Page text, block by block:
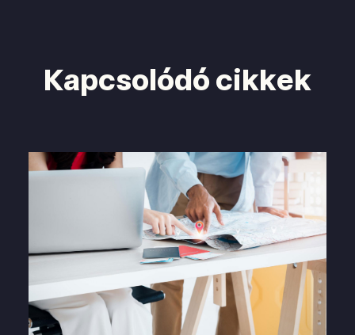
Kapcsolódó cikkek